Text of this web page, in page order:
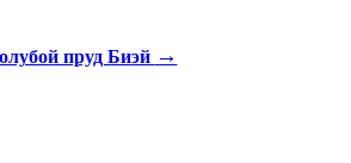
пруд Биэй →